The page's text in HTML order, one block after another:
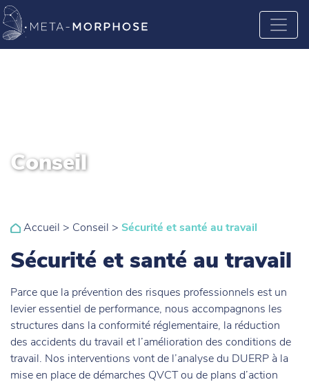
Conseil
Accueil > Conseil > Sécurité et santé au travail
Sécurité et santé au travail
Parce que la prévention des risques professionnels est un
levier essentiel de performance, nous accompagnons les
structures dans la conformité réglementaire, la réduction
des accidents du travail et l’amélioration des conditions de
travail. Nos interventions vont de l’analyse du DUERP à la
mise en place de démarches QVCT ou de plans d’action